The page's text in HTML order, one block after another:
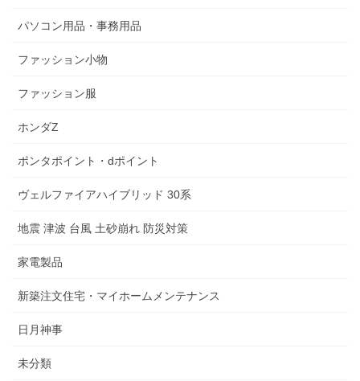
パソコン用品・事務用品
ファッション小物
ファッション服
ホンダZ
ポンタポイント・dポイント
ヴェルファイアハイブリッド 30系
地震 津波 台風 土砂崩れ 防災対策
家電製品
新築注文住宅・マイホームメンテナンス
日月神事
未分類